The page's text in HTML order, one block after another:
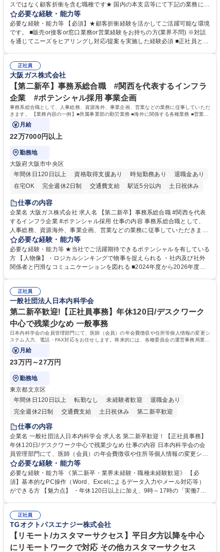
スではなく顧客折衝を含む職種です★ 国内の本支店等にて下記の業務に従
事していただきます。 ■窓口/後方/ロビーにて事務手続等の受付・オペレ
ーション、お客様対応 ■窓口にて、ご来店された個人のお客様に対して金
融商品のご提案 ■効率的な事務運用の検討・構築等 ≪業務紹介：ご応募前
に必ずご覧ください≫ ※記事 https://www.mysite.bk.mufg.jp/career/circle/
必要な経験・能力等
必要な経験・能力等 【必須】★顧客折衝経験を活かしてご活躍可能な環境
です。 ■販売or接客or窓口業務or営業経験をお持ちの方(業界不問) ※対話
を通じてニーズをヒアリングし対応/提案を実施した経験必須 ■正社員とし
るので安心して入行いただけます。 幅広いキャリアの選択肢があり、公募
や社内副業等を活用し、 一人ひとりが挑戦できるカルチャーが浸透してい
ます。 学歴・資格 学歴：大学院 大学 高専 短大 専修学校 高校 語学力：
資格：
正社員
大阪ガス株式会社
【第二新卒】事務系総合職 #関西を代表するインフラ
企業 #ポテンシャル採用 事業企画
事務系総合職として、人事総務、資源海外、事業企画、営業などの業務に従事していただ
きます。 【業務内容の一例】■所属事業部の勤労業務 ■海外に関係する各種業務 ■営業部
門の企画スタッフ、ルート営業
月給
22万7000円以上
勤務地
大阪府大阪市中央区
年間休日120日以上
資格取得支援あり 時短勤務あり
退職金あり
在宅OK
完全週休2日制 交通費支給 駅近5分以内
土日祝休み
服装自由
第二新卒歓迎
仕事の内容
企業名 大阪ガス株式会社 求人名 【第二新卒】事務系総合職 #関西を代表
するインフラ企業 #ポテンシャル採用 仕事の内容 事務系総合職として、
人事総務、資源海外、事業企画、営業などの業務に従事していただきま
す。 【業務内容の一例】■所属事業部の勤労業務 ■海外に関係する各種業
務 ■営業部門の企画スタッフ、ルート営業 【キャリアパス】入社後の配属
ポジションで一定期間ご活躍頂いた後、本人の適性及び将来のキャリアを
鑑みてジョブローテーションを行います。 【育成】OJTでの現場育成や研
表するインフラ企業 #ポテンシャル採用
必要な経験・能力等
必要な経験・能力等 ★当社でご活躍期待できるポテンシャルを有している
方 【人物像】・ロジカルシンキングで物事を捉えられる ・社内及び社外
関係者と円滑なコミュニケーションを図れる ■2024年度から2026年度ま
72.html ■エネルギーセキュリティの不安定化や気候変動による自然災害の
甚大化など、これまで以上に社会課題解決の重要性が高まっています。
「未来の日常」の創造に向けて持続可能な社会の実現に貢献してまいりま
す。 学歴・資格 学歴：大学院 大学 語学力： 資格：
正社員
一般社団法人日本内科学会
第二新卒歓迎!【正社員事務】年休120日/デスクワーク
中心で残業少なめ 一般事務
日本内科学会の会員管理部門にて、医師（会員）の年会費徴収や住所等個人情報の変更シ
ステム入力、電話・FAX対応をお任せします。将来的には、各種委員会の運営事務局業務
などにも幅広く携わっていただきます。
月給
23万円～27万円
勤務地
東京都文京区
年間休日120日以上
転勤なし 未経験者歓迎
退職金あり
完全週休2日制
交通費支給 土日祝休み 第二新卒歓迎
仕事の内容
企業名 一般社団法人日本内科学会 求人名 第二新卒歓迎！【正社員事務】
年休120日/デスクワーク中心で残業少なめ 仕事の内容 日本内科学会の会
員管理部門にて、医師（会員）の年会費徴収や住所等個人情報の変更シス
テム入力、電話・FAX対応をお任せします。将来的には、各種委員会の運
営事務局業務などにも幅広く携わっていただきます。 【会員管理・データ
入力業務】 ・医師（会員）の住所変更、個人情報のシステム登録・更新
・年会費の徴収管理や入金データの照合確認 【問い合わせ対応】 ・会員
年休120日/デスクワーク中心で残業少なめ
必要な経験・能力等
必要な経験・能力等 《第二新卒・業界未経験・職種未経験歓迎》 【必
須】基本的なPC操作（Word、Excelによるデータ入力やメール対応等）
ができる方 【魅力点】 ・年休120日以上に加え、9時～17時の「実働7時
整、資料作成、当日の運営サポート 学歴・資格 学歴：大学院 大学 語学
力： 資格：
正社員
TGオクトパスエナジー株式会社
【リモート/カスタマーサクセス】平日夕方以降を中心
にリモートワークで対応 その他カスタマーサクセス